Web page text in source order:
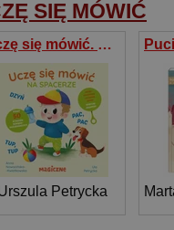
SIĘ MÓWIĆ
Uczę się mówić. Na spacerze
Petrycka